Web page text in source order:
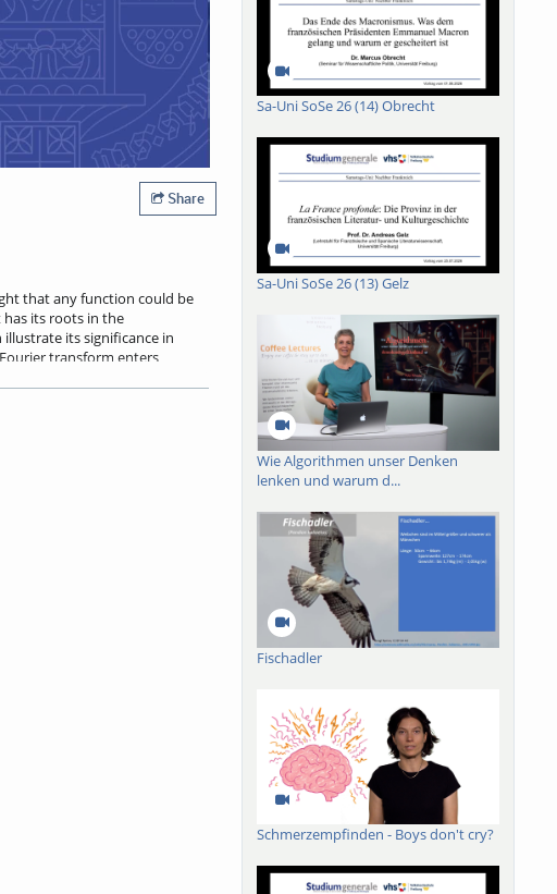
Share
that any function could be
has its roots in the
its significance in
transform enters
an outlook on current
Sa-Uni SoSe 26 (14) Obrecht
Sa-Uni SoSe 26 (13) Gelz
Wie Algorithmen unser Denken
lenken und warum d...
Fischadler
Schmerzempfinden - Boys don't cry?